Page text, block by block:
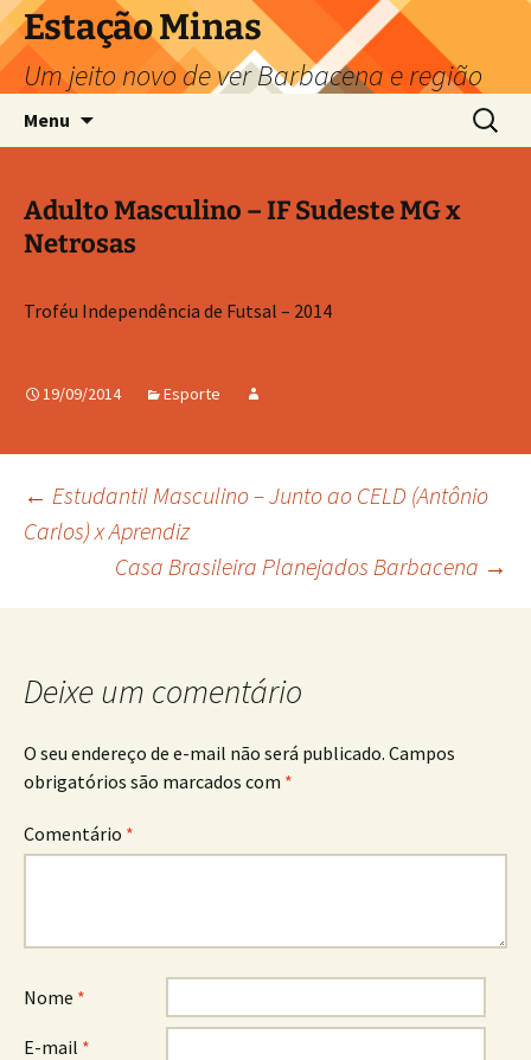
Pular
para
o
conteúdo
Estação Minas
Um jeito novo de ver Barbacena e região
Menu
por:
Adulto Masculino – IF Sudeste MG x
Netrosas
Troféu Independência de Futsal – 2014
19/09/2014 Esporte
Navegação
← Estudantil Masculino – Junto ao CELD (Antônio
Carlos) x Aprendiz
Casa Brasileira Planejados Barbacena →
Deixe um comentário
O seu endereço de e-mail não será publicado. Campos
obrigatórios são marcados com *
Comentário *
Nome *
E-mail *